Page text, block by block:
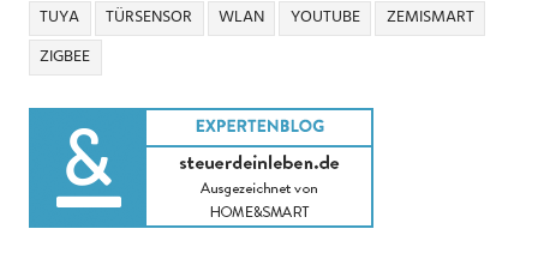
TUYA
TÜRSENSOR WLAN YOUTUBE
ZEMISMART
ZIGBEE